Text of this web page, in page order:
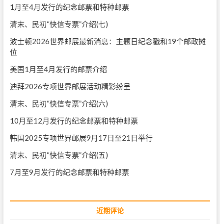
1月至4月发行的纪念邮票和特种邮票
清末、民初“快信专票”介绍(七)
波士顿2026世界邮展最新消息：主题日纪念戳和19个邮政摊
位
美国1月至4月发行的邮票介绍
迪拜2026专项世界邮展活动精彩纷呈
清末、民初“快信专票”介绍(六)
10月至12月发行的纪念邮票和特种邮票
韩国2025专项世界邮展9月17日至21日举行
清末、民初“快信专票”介绍(五)
7月至9月发行的纪念邮票和特种邮票
近期评论